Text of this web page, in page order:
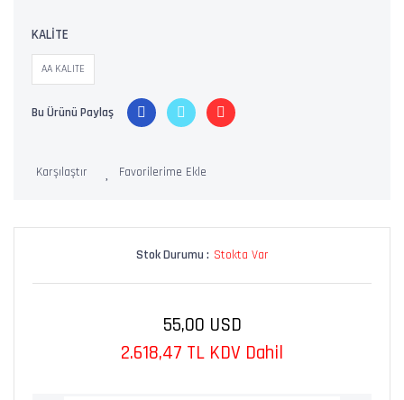
KALİTE
AA KALITE
Bu Ürünü Paylaş
Karşılaştır
Stok Durumu : Stokta Var
55,00 USD
2.618,47 TL KDV Dahil